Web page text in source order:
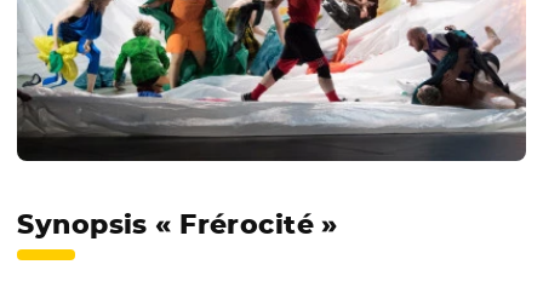
Synopsis « Frérocité »